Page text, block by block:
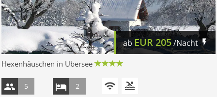
ab EUR 205/Nacht
Hexenhäuschen in Ubersee
5 2